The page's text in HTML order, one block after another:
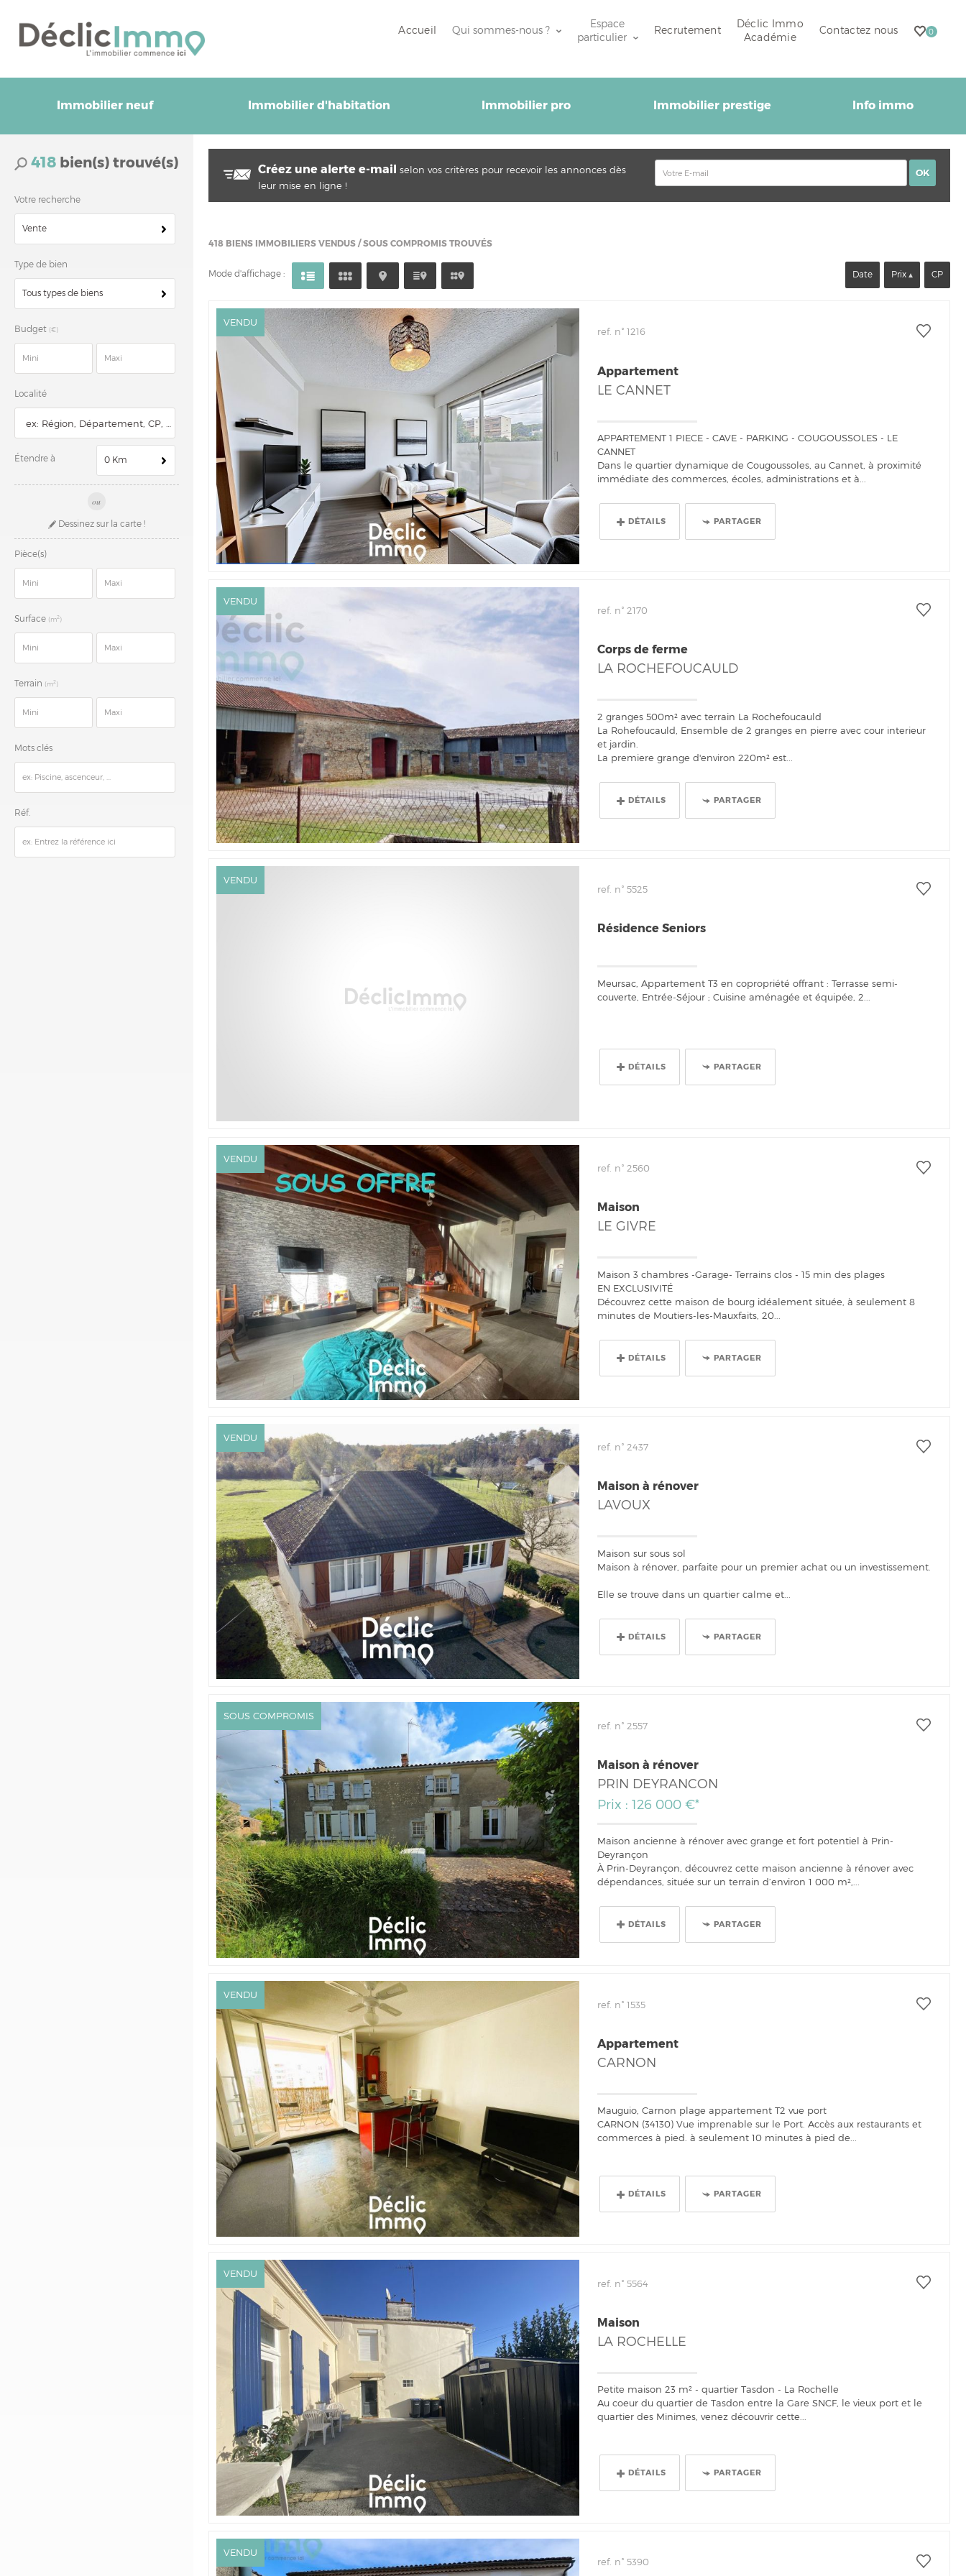
Accueil Qui sommes-nous ?
Espace
particulier
Recrutement
Déclic Immo
Académie
Contactez nous 0
Immobilier neuf Immobilier d'habitation Immobilier pro Immobilier prestige Info immo
418bien(s) trouvé(s)
Votre recherche
Vente
Type de bien
Tous types de biens
Budget (€)
Localité
Étendre à 0 Km
ou
Dessinez sur la carte !
Pièce(s)
Surface (m2)
Terrain (m2)
Mots clés
Réf.
Créez une alerte e-mail selon vos critères pour recevoir les annonces dès
leur mise en ligne !
418 BIENS IMMOBILIERS VENDUS / SOUS COMPROMIS TROUVÉS
Mode d'affichage : Date Prix CP
VENDU
ref. n° 1216
Appartement
LE CANNET
APPARTEMENT 1 PIECE - CAVE - PARKING - COUGOUSSOLES - LE
CANNET
Dans le quartier dynamique de Cougoussoles, au Cannet, à proximité
immédiate des commerces, écoles, administrations et à...
DÉTAILS PARTAGER
VENDU
ref. n° 2170
Corps de ferme
LA ROCHEFOUCAULD
2 granges 500m² avec terrain La Rochefoucauld
La Rohefoucauld, Ensemble de 2 granges en pierre avec cour interieur
et jardin.
La premiere grange d'environ 220m² est...
DÉTAILS PARTAGER
VENDU
ref. n° 5525
Résidence Seniors
Meursac, Appartement T3 en copropriété offrant : Terrasse semi-
couverte, Entrée-Séjour ; Cuisine aménagée et équipée, 2...
DÉTAILS PARTAGER
VENDU
ref. n° 2560
Maison
LE GIVRE
Maison 3 chambres -Garage- Terrains clos - 15 min des plages
EN EXCLUSIVITÉ
Découvrez cette maison de bourg idéalement située, à seulement 8
minutes de Moutiers-les-Mauxfaits, 20...
DÉTAILS PARTAGER
VENDU
ref. n° 2437
Maison à rénover
LAVOUX
Maison sur sous sol
Maison à rénover, parfaite pour un premier achat ou un investissement.
Elle se trouve dans un quartier calme et...
DÉTAILS PARTAGER
SOUS COMPROMIS
ref. n° 2557
Maison à rénover
PRIN DEYRANCON
Prix : 126 000 €*
Maison ancienne à rénover avec grange et fort potentiel à Prin-
Deyrançon
À Prin-Deyrançon, découvrez cette maison ancienne à rénover avec
dépendances, située sur un terrain d’environ 1 000 m²,...
DÉTAILS PARTAGER
VENDU
ref. n° 1535
Appartement
CARNON
Mauguio, Carnon plage appartement T2 vue port
CARNON (34130) Vue imprenable sur le Port. Accès aux restaurants et
commerces à pied. à seulement 10 minutes à pied de...
DÉTAILS PARTAGER
VENDU
ref. n° 5564
Maison
LA ROCHELLE
Petite maison 23 m² - quartier Tasdon - La Rochelle
Au coeur du quartier de Tasdon entre la Gare SNCF, le vieux port et le
quartier des Minimes, venez découvrir cette...
DÉTAILS PARTAGER
VENDU
ref. n° 5390